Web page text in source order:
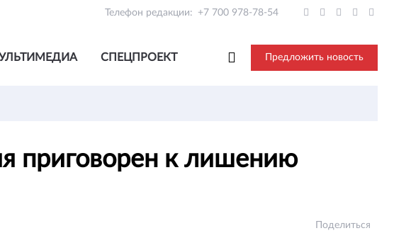
Телефон редакции: +7 700 978-78-54
СПЕЦПРОЕКТ Предложить новость
приговорен к лишению
Поделиться